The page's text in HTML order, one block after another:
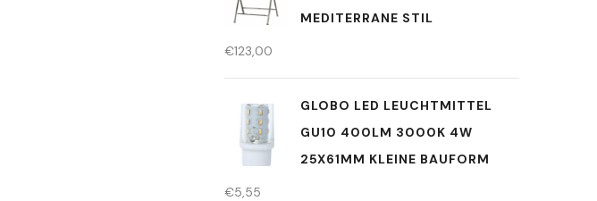
MEDITERRANE STIL
€123,00
GLOBO LED LEUCHTMITTEL
GU10 400LM 3000K 4W
25X61MM KLEINE BAUFORM
€5,55